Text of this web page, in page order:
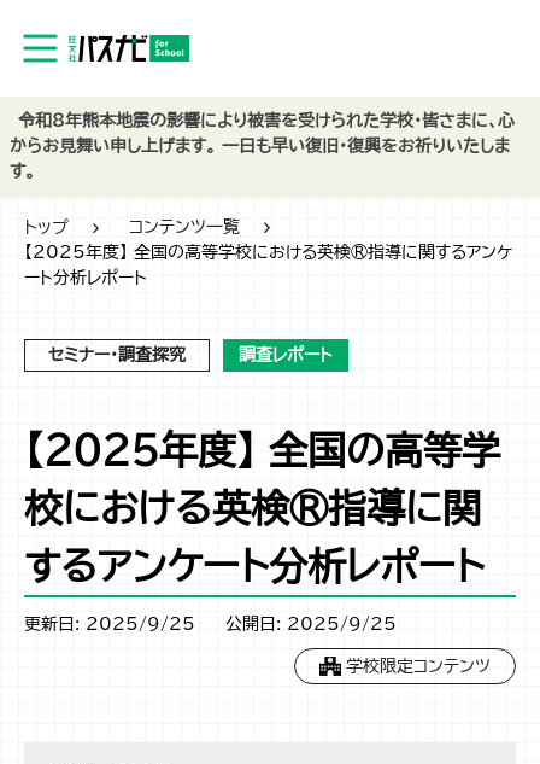
トップ
コンテンツ一覧
【2025年度】 全国の高等学校における英検®指導に関するアンケ
ート分析レポート
セミナー・調査探究 調査レポート
【2025年度】 全国の高等学
校における英検®指導に関
するアンケート分析レポート
更新日: 2025/9/25 公開日: 2025/9/25
学校限定コンテンツ
令和8年熊本地震の影響により被害を受けられた学校・皆さまに、心
からお見舞い申し上げます。 一日も早い復旧・復興をお祈りいたしま
す。